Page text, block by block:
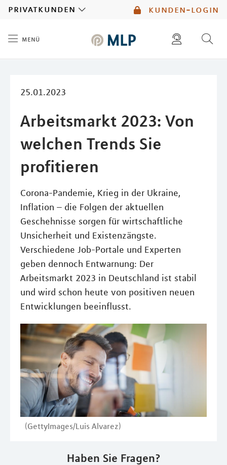
kunden-login
privatkunden
menü
25.01.2023
Arbeitsmarkt 2023: Von
welchen Trends Sie
profitieren
Corona-Pandemie, Krieg in der Ukraine,
Inflation – die Folgen der aktuellen
Geschehnisse sorgen für wirtschaftliche
Unsicherheit und Existenzängste.
Verschiedene Job-Portale und Experten
geben dennoch Entwarnung: Der
Arbeitsmarkt 2023 in Deutschland ist stabil
und wird schon heute von positiven neuen
Entwicklungen beeinflusst.
(GettyImages/Luis Alvarez)
Haben Sie Fragen?